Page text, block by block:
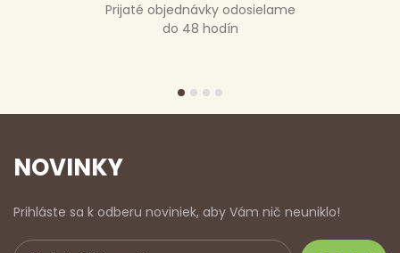
Prijaté objednávky odosielame
do 48 hodín
NOVINKY
Prihláste sa k odberu noviniek, aby Vám nič neuniklo!